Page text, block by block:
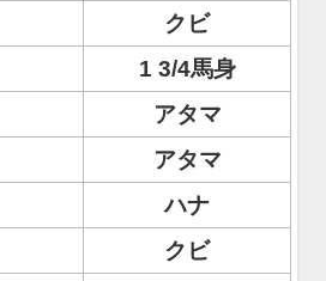
クビ
1 3/4馬身
アタマ
アタマ
ハナ
クビ